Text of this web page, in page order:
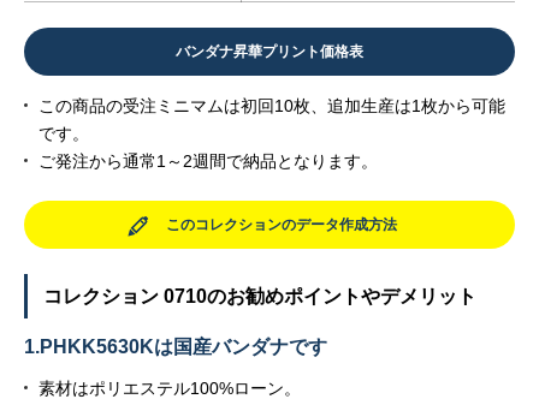
バンダナ昇華プリント価格表
この商品の受注ミニマムは初回10枚、追加生産は1枚から可能
です。
ご発注から通常1～2週間で納品となります。
このコレクションのデータ作成方法
コレクション 0710のお勧めポイントやデメリット
1.PHKK5630Kは国産バンダナです
素材はポリエステル100%ローン。